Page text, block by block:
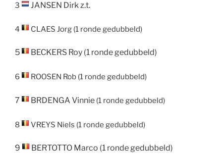
3 JANSEN Dirkz.t.
4 CLAES Jorg (1 ronde gedubbeld)
5 BECKERS Roy (1 ronde gedubbeld)
6 ROOSEN Rob (1 ronde gedubbeld)
7 BRDENGA Vinnie (1 ronde gedubbeld)
8 VREYS Niels (1 ronde gedubbeld)
9 BERTOTTO Marco (1 ronde gedubbeld)